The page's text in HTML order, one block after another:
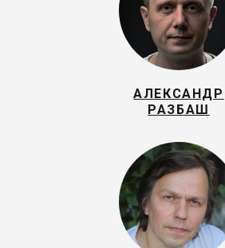
АЛЕКСАНДР
РАЗБАШ